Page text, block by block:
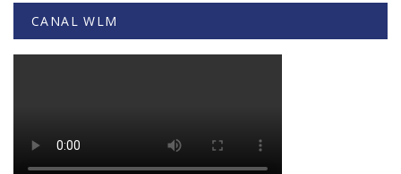
CANAL WLM